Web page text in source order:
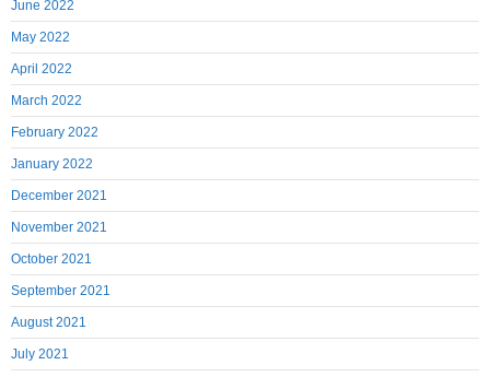
June 2022
May 2022
April 2022
March 2022
February 2022
January 2022
December 2021
November 2021
October 2021
September 2021
August 2021
July 2021